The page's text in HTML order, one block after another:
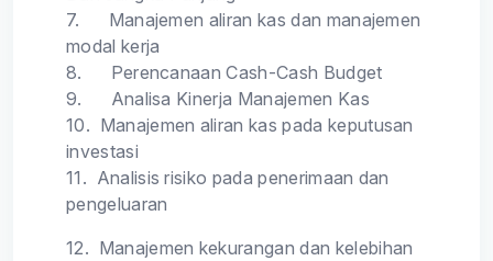
7.
Manajemen aliran kas dan manajemen
modal kerja
8.
Perencanaan Cash-Cash Budget
9.
Analisa Kinerja Manajemen Kas
10. Manajemen aliran kas pada keputusan
investasi
11. Analisis risiko pada penerimaan dan
pengeluaran
12. Manajemen kekurangan dan kelebihan